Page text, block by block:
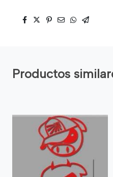
Productos